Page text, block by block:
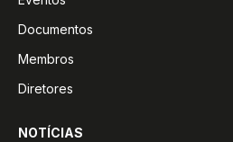
Documentos
Membros
Diretores
NOTÍCIAS